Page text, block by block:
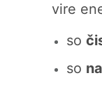
vire
so
so